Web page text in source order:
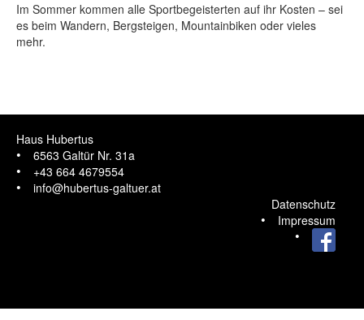
WOHNUNG GORFENSPITZE
Im Sommer kommen alle Sportbegeisterten auf ihr Kosten – sei
es beim Wandern, Bergsteigen, Mountainbiken oder vieles
mehr.
Haus Hubertus
6563 Galtür Nr. 31a
+43 664 4679554
info@hubertus-galtuer.at
Datenschutz
Impressum
Facebook